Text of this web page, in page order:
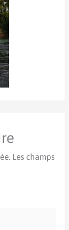
Les champs